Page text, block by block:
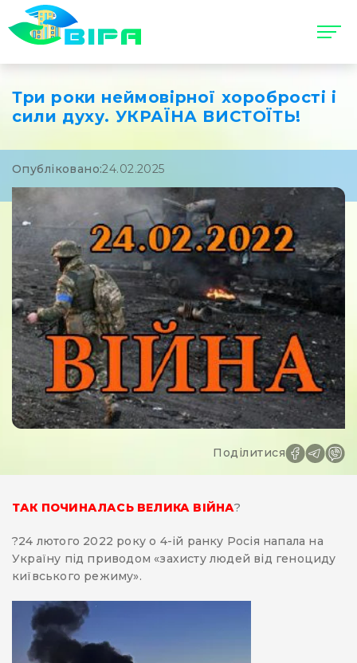
Три роки неймовірної хоробрості і
сили духу. УКРАЇНА ВИСТОЇТЬ!
Опубліковано:24.02.2025
Поділитися
ТАК ПОЧИНАЛАСЬ ВЕЛИКА ВІЙНА?
?24 лютого 2022 року о 4-ій ранку Росія напала на
Україну під приводом «захисту людей від геноциду
київського режиму».